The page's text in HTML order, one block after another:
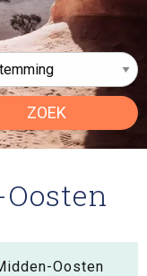
ZOEK
Oosten